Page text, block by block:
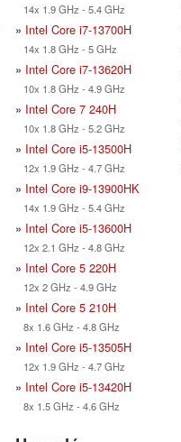
14x 1.9 GHz - 5.4 GHz
» Intel Core i7-13700H
14x 1.8 GHz - 5 GHz
» Intel Core i7-13620H
10x 1.8 GHz - 4.9 GHz
» Intel Core 7 240H
10x 1.8 GHz - 5.2 GHz
» Intel Core i5-13500H
12x 1.9 GHz - 4.7 GHz
» Intel Core i9-13900HK
14x 1.9 GHz - 5.4 GHz
» Intel Core i5-13600H
12x 2.1 GHz - 4.8 GHz
» Intel Core 5 220H
12x 2 GHz - 4.9 GHz
» Intel Core 5 210H
8x 1.6 GHz - 4.8 GHz
» Intel Core i5-13505H
12x 1.9 GHz - 4.7 GHz
» Intel Core i5-13420H
8x 1.5 GHz - 4.6 GHz